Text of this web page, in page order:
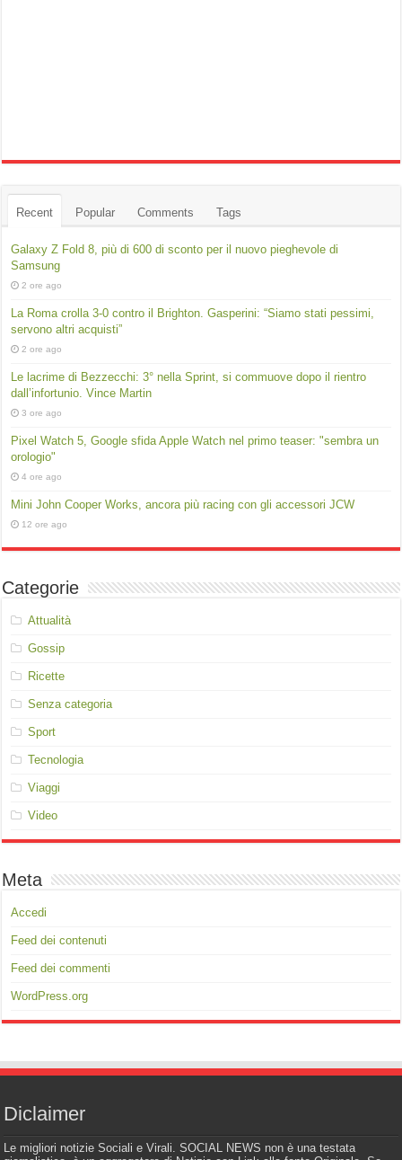
Recent Popular Comments Tags
Galaxy Z Fold 8, più di 600 di sconto per il nuovo pieghevole di
Samsung
2 ore ago
La Roma crolla 3-0 contro il Brighton. Gasperini: “Siamo stati pessimi,
servono altri acquisti”
2 ore ago
Le lacrime di Bezzecchi: 3° nella Sprint, si commuove dopo il rientro
dall’infortunio. Vince Martin
3 ore ago
Pixel Watch 5, Google sfida Apple Watch nel primo teaser: "sembra un
orologio"
4 ore ago
Mini John Cooper Works, ancora più racing con gli accessori JCW
12 ore ago
Categorie
Attualità
Gossip
Ricette
Senza categoria
Sport
Tecnologia
Viaggi
Video
Meta
Accedi
Feed dei contenuti
Feed dei commenti
WordPress.org
Diclaimer
Le migliori notizie Sociali e Virali. SOCIAL NEWS non è una testata